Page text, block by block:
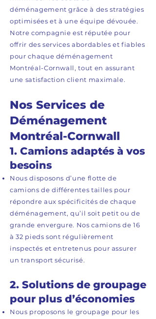
déménagement grâce à des stratégies
optimisées et à une équipe dévouée.
Notre compagnie est réputée pour
offrir des services abordables et fiables
pour chaque déménagement
Montréal-Cornwall, tout en assurant
une satisfaction client maximale.
Nos Services de
Déménagement
Montréal-Cornwall
1. Camions adaptés à vos
besoins
Nous disposons d’une flotte de
camions de différentes tailles pour
répondre aux spécificités de chaque
déménagement, qu’il soit petit ou de
grande envergure. Nos camions de 16
à 32 pieds sont régulièrement
inspectés et entretenus pour assurer
un transport sécurisé.
2. Solutions de groupage
pour plus d’économies
Nous proposons le groupage pour les